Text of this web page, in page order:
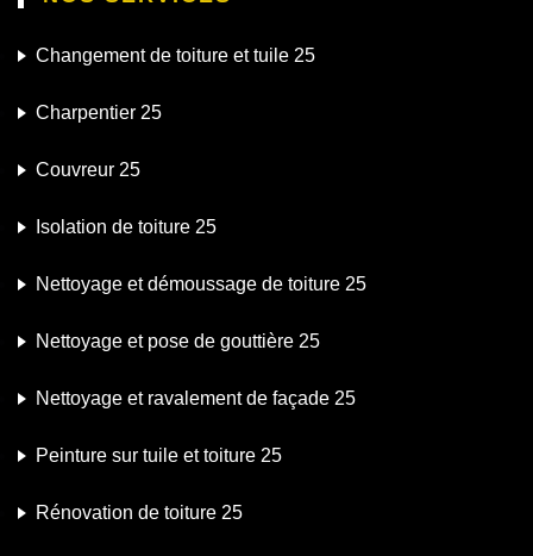
Changement de toiture et tuile 25
Charpentier 25
Couvreur 25
Isolation de toiture 25
Nettoyage et démoussage de toiture 25
Nettoyage et pose de gouttière 25
Nettoyage et ravalement de façade 25
Peinture sur tuile et toiture 25
Rénovation de toiture 25